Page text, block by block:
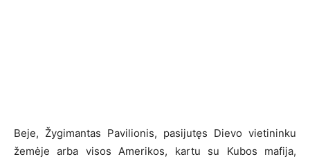
Beje, Žygimantas Pavilionis, pasijutęs Dievo vietininku
žemėje arba visos Amerikos, kartu su Kubos mafija,